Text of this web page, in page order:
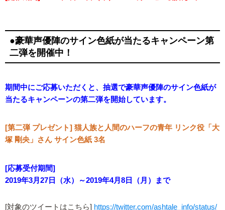
●豪華声優陣のサイン色紙が当たるキャンペーン第
二弾を開催中！
期間中にご応募いただくと、抽選で豪華声優陣のサイン色紙が
当たるキャンペーンの第二弾を開始しています。
[第二弾 プレゼント] 猫人族と人間のハーフの青年 リンク役「大
塚 剛央」さん サイン色紙 3名
[応募受付期間]
2019年3月27日（水）～2019年4月8日（月）まで
[対象のツイートはこちら] https://twitter.com/ashtale_info/status/